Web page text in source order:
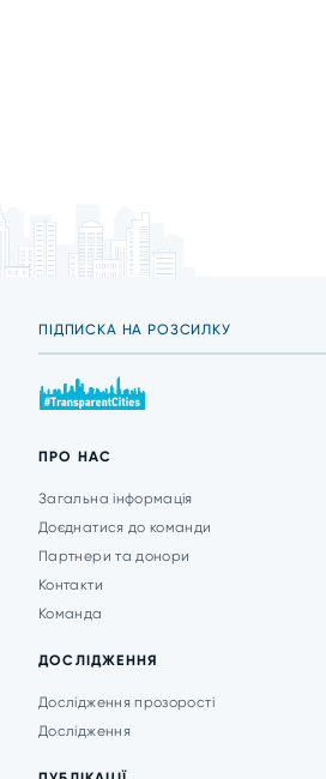
ПРО НАС
Загальна інформація
Доєднатися до команди
Партнери та донори
Контакти
Команда
ДОСЛІДЖЕННЯ
Дослідження прозорості
Дослідження